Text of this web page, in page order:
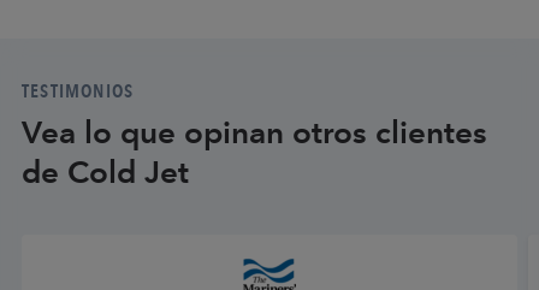
TESTIMONIOS
Vea lo que opinan otros clientes
de Cold Jet